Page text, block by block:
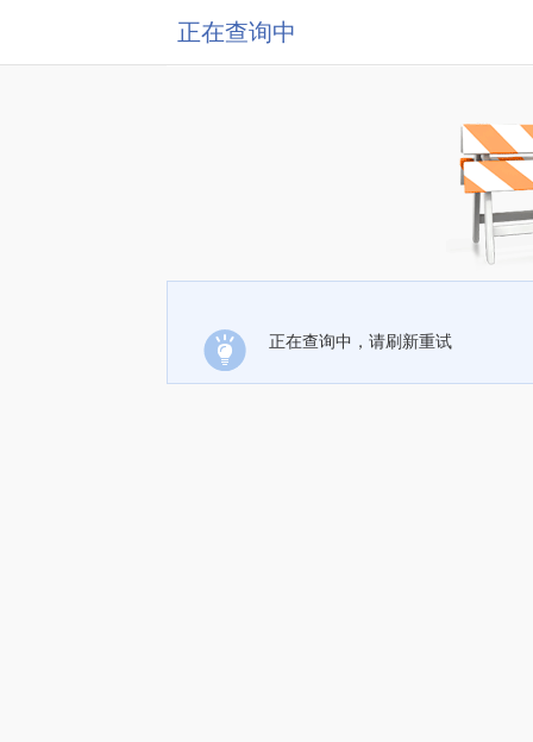
正在查询中
正在查询中，请刷新重试